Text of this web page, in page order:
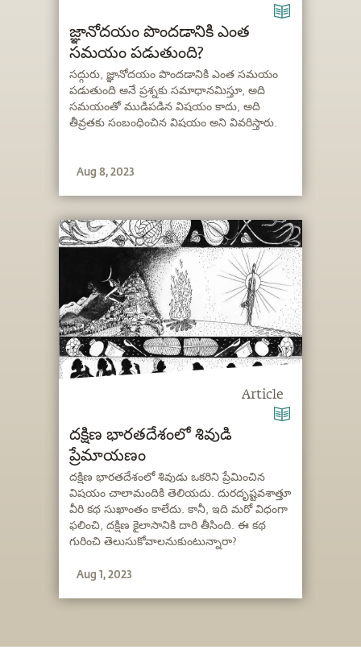
జ్ఞానోదయం పొందడానికి ఎంత
సమయం పడుతుంది?
సద్గురు, జ్ఞానోదయం పొందడానికి ఎంత సమయం
పడుతుంది అనే ప్రశ్నకు సమాధానమిస్తూ, అది
సమయంతో ముడిపడిన విషయం కాదు, అది
తీవ్రతకు సంబంధించిన విషయం అని వివరిస్తారు.
Aug 8, 2023
Article
దక్షిణ భారతదేశంలో శివుడి
ప్రేమాయణం
దక్షిణ భారతదేశంలో శివుడు ఒకరిని ప్రేమించిన
విషయం చాలామందికి తెలియదు. దురదృష్టవశాత్తూ
వీరి కథ సుఖాంతం కాలేదు. కానీ, ఇది మరో విధంగా
ఫలించి, దక్షిణ కైలాసానికి దారి తీసింది. ఈ కథ
గురించి తెలుసుకోవాలనుకుంటున్నారా?
Aug 1, 2023